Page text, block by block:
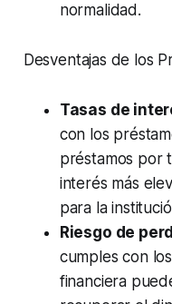
normalidad.
Desventajas de los
Tasas de
con los
préstamos por
interés más
para la
Riesgo de
cumples con
financiera